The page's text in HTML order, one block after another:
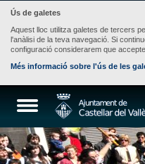
Ús de galetes
Aquest lloc utilitza galetes de tercers
l'anàlisi de la teva navegació. Si
configuració considerarem que
Més informació sobre l'ús de les